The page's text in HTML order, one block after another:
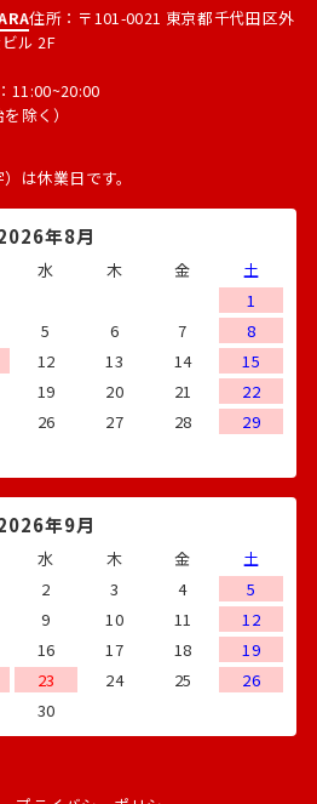
住所：〒101-0021 東京都千代田区外
ル 2F
11:00~20:00
除く）
は休業日です。
年8月
水 木 金
土
1
5 6 7
8
12 13 14
15
19 20 21
22
26 27 28
29
年9月
水 木 金
土
2 3 4
5
9 10 11
12
16 17 18
19
23 24 25
26
30